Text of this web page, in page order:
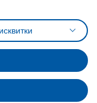
(Cookies)
бисквитки
за личните данни
на ikea.bg
Family
IKEA Family